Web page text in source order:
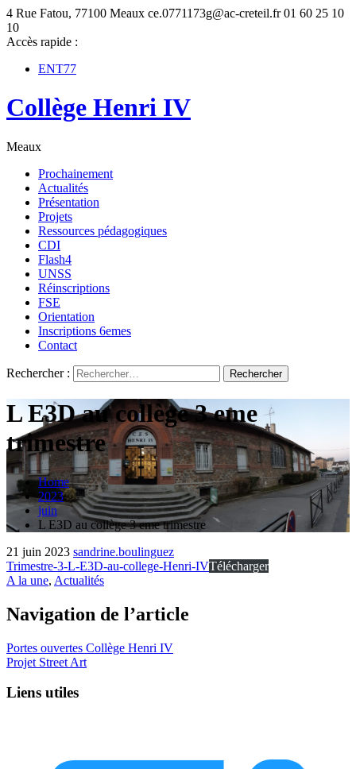
4 Rue Fatou, 77100 Meaux ce.0771173g@ac-creteil.fr 01 60 25 10
10
Accès rapide :
ENT77
Collège Henri IV
Meaux
Prochainement
Actualités
Présentation
Projets
Ressources pédagogiques
CDI
Flash4
UNSS
Réinscriptions
FSE
Orientation
Inscriptions 6emes
Contact
Rechercher :
L E3D au collège 3 eme
trimestre
Home
2023
juin
L E3D au collège 3 eme trimestre
21 juin 2023 sandrine.boulinguez
Trimestre-3-L-E3D-au-college-Henri-IVTélécharger
A la une, Actualités
Navigation de l’article
Portes ouvertes Collège Henri IV
Projet Street Art
Liens utiles